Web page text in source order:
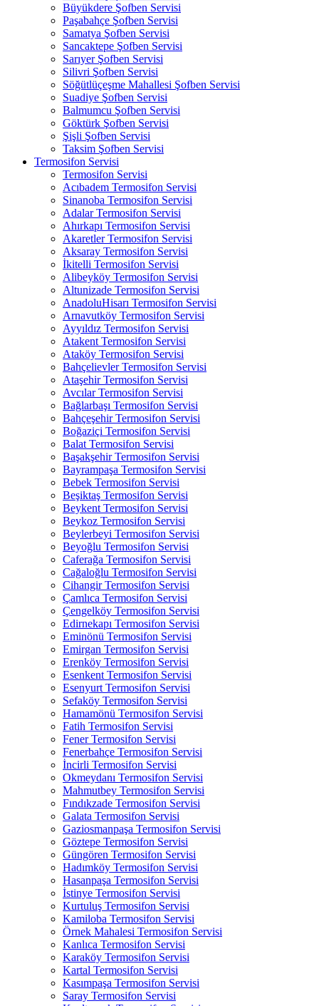
Büyükdere Şofben Servisi
Paşabahçe Şofben Servisi
Samatya Şofben Servisi
Sancaktepe Şofben Servisi
Sarıyer Şofben Servisi
Silivri Şofben Servisi
Söğütlüçeşme Mahallesi Şofben Servisi
Suadiye Şofben Servisi
Balmumcu Şofben Servisi
Göktürk Şofben Servisi
Şişli Şofben Servisi
Taksim Şofben Servisi
Termosifon Servisi
Termosifon Servisi
Acıbadem Termosifon Servisi
Sinanoba Termosifon Servisi
Adalar Termosifon Servisi
Ahırkapı Termosifon Servisi
Akaretler Termosifon Servisi
Aksaray Termosifon Servisi
İkitelli Termosifon Servisi
Alibeyköy Termosifon Servisi
Altunizade Termosifon Servisi
AnadoluHisarı Termosifon Servisi
Arnavutköy Termosifon Servisi
Ayyıldız Termosifon Servisi
Atakent Termosifon Servisi
Ataköy Termosifon Servisi
Bahçelievler Termosifon Servisi
Ataşehir Termosifon Servisi
Avcılar Termosifon Servisi
Bağlarbaşı Termosifon Servisi
Bahçeşehir Termosifon Servisi
Boğaziçi Termosifon Servisi
Balat Termosifon Servisi
Başakşehir Termosifon Servisi
Bayrampaşa Termosifon Servisi
Bebek Termosifon Servisi
Beşiktaş Termosifon Servisi
Beykent Termosifon Servisi
Beykoz Termosifon Servisi
Beylerbeyi Termosifon Servisi
Beyoğlu Termosifon Servisi
Caferağa Termosifon Servisi
Cağaloğlu Termosifon Servisi
Cihangir Termosifon Servisi
Çamlıca Termosifon Servisi
Çengelköy Termosifon Servisi
Edirnekapı Termosifon Servisi
Eminönü Termosifon Servisi
Emirgan Termosifon Servisi
Erenköy Termosifon Servisi
Esenkent Termosifon Servisi
Esenyurt Termosifon Servisi
Sefaköy Termosifon Servisi
Hamamönü Termosifon Servisi
Fatih Termosifon Servisi
Fener Termosifon Servisi
Fenerbahçe Termosifon Servisi
İncirli Termosifon Servisi
Okmeydanı Termosifon Servisi
Mahmutbey Termosifon Servisi
Fındıkzade Termosifon Servisi
Galata Termosifon Servisi
Gaziosmanpaşa Termosifon Servisi
Göztepe Termosifon Servisi
Güngören Termosifon Servisi
Hadımköy Termosifon Servisi
Hasanpaşa Termosifon Servisi
İstinye Termosifon Servisi
Kurtuluş Termosifon Servisi
Kamiloba Termosifon Servisi
Örnek Mahalesi Termosifon Servisi
Kanlıca Termosifon Servisi
Karaköy Termosifon Servisi
Kartal Termosifon Servisi
Kasımpaşa Termosifon Servisi
Saray Termosifon Servisi